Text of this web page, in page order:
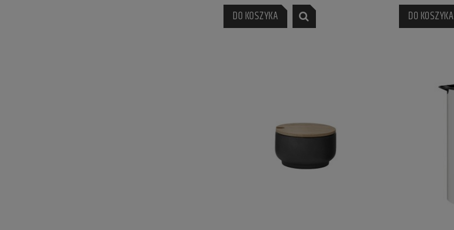
DO KOSZYKA
DO KOSZYKA